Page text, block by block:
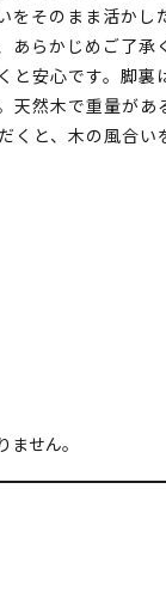
をそのまま活かし
あらかじめご了承
と安心です。脚裏
天然木で重量があ
くと、木の風合い
せん。